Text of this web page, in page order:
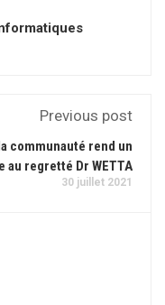
Previous post
communauté rend un
au regretté Dr WETTA
30 juillet 2021